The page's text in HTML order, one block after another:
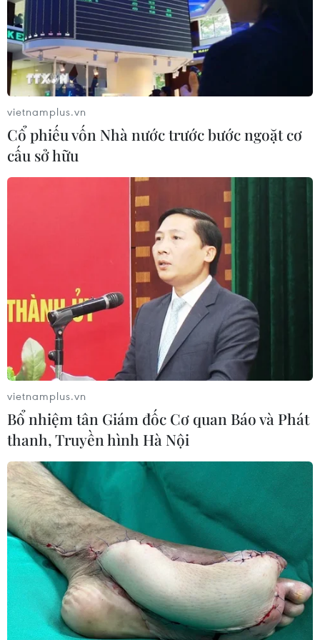
Chuyển đổi công năng khu công nghiệp
Biên Hòa 1 còn chậm
Đề án chuyển đổi công năng Khu công nghiệp Biên Hòa
1 ban hành từ đầu năm 2024, nhưng đến nay báo cáo
của các đơn vị vẫn chung chung, chưa rõ, tiến độ triển
khai đề án chậm.
Dự kiến dành gần 4.800ha đất quy hoạch
mới 13 khu công nghiệp
vietnamplus.vn
Cổ phiếu vốn Nhà nước trước bước ngoặt cơ
cấu sở hữu
vietnamplus.vn
Bổ nhiệm tân Giám đốc Cơ quan Báo và Phát
thanh, Truyền hình Hà Nội